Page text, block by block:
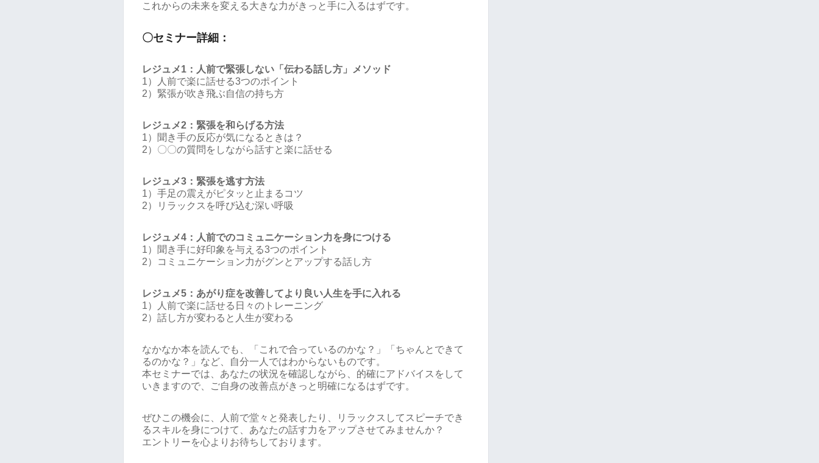
これからの未来を変える大きな力がきっと手に入るはずです。
〇セミナー詳細：
レジュメ1：人前で緊張しない「伝わる話し方」メソッド
1）人前で楽に話せる3つのポイント
2）緊張が吹き飛ぶ自信の持ち方
レジュメ2：緊張を和らげる方法
1）聞き手の反応が気になるときは？
2）〇〇の質問をしながら話すと楽に話せる
レジュメ3：緊張を逃す方法
1）手足の震えがピタッと止まるコツ
2）リラックスを呼び込む深い呼吸
レジュメ4：人前でのコミュニケーション力を身につける
1）聞き手に好印象を与える3つのポイント
2）コミュニケーション力がグンとアップする話し方
レジュメ5：あがり症を改善してより良い人生を手に入れる
1）人前で楽に話せる日々のトレーニング
2）話し方が変わると人生が変わる
なかなか本を読んでも、「これで合っているのかな？」「ちゃんとできて
るのかな？」など、自分一人ではわからないものです。
本セミナーでは、あなたの状況を確認しながら、的確にアドバイスをして
いきますので、ご自身の改善点がきっと明確になるはずです。
ぜひこの機会に、人前で堂々と発表したり、リラックスしてスピーチでき
るスキルを身につけて、あなたの話す力をアップさせてみませんか？
エントリーを心よりお待ちしております。